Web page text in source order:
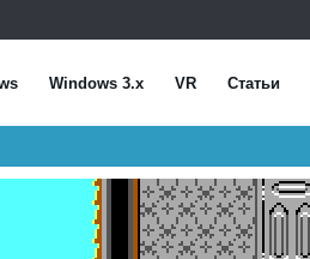
Windows 3.x VR Статьи